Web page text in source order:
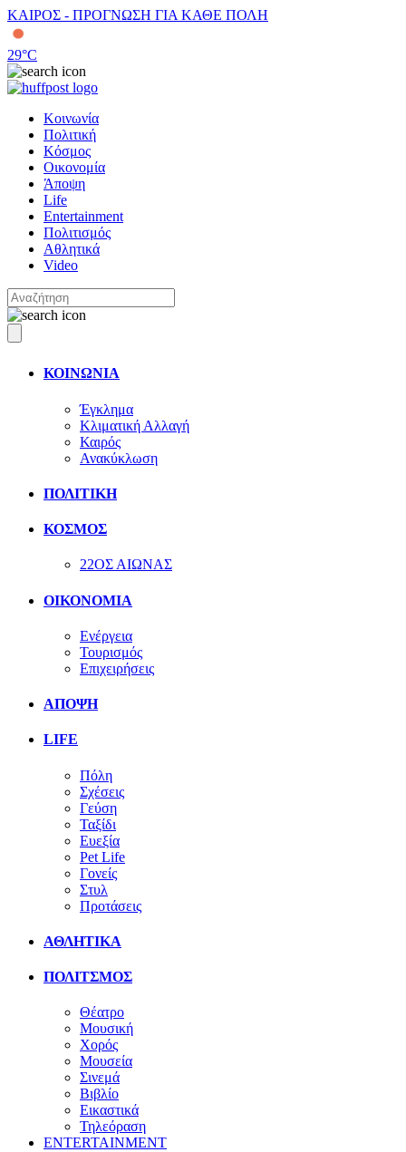
ΚΑΙΡΟΣ - ΠΡΟΓΝΩΣΗ ΓΙΑ ΚΑΘΕ ΠΟΛΗ
29°C
Κοινωνία
Πολιτική
Κόσμος
Οικονομία
Άποψη
Life
Entertainment
Πολιτισμός
Αθλητικά
Video
ΚΟΙΝΩΝΙΑ
Έγκλημα
Κλιματική Αλλαγή
Καιρός
Ανακύκλωση
ΠΟΛΙΤΙΚΗ
ΚΟΣΜΟΣ
22ΟΣ ΑΙΩΝΑΣ
ΟΙΚΟΝΟΜΙΑ
Ενέργεια
Τουρισμός
Επιχειρήσεις
ΑΠΟΨΗ
LIFE
Πόλη
Σχέσεις
Γεύση
Ταξίδι
Ευεξία
Pet Life
Γονείς
Στυλ
Προτάσεις
ΑΘΛΗΤΙΚΑ
ΠΟΛΙΤΣΜΟΣ
Θέατρο
Μουσική
Χορός
Μουσεία
Σινεμά
Βιβλίο
Εικαστικά
Τηλεόραση
ENTERTAINMENT